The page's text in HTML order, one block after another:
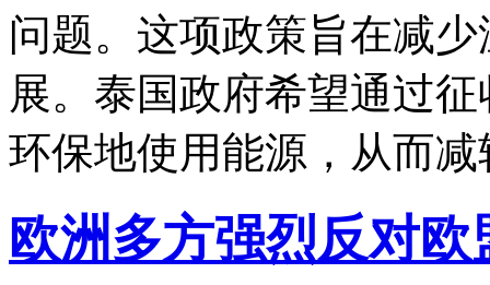
问题。这项政策旨在减
展。泰国政府希望通过
环保地使用能源，从而减
欧洲多方强烈反对